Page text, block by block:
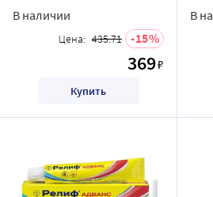
В наличии
Цена: 435.71 15
369₽
Купить
В